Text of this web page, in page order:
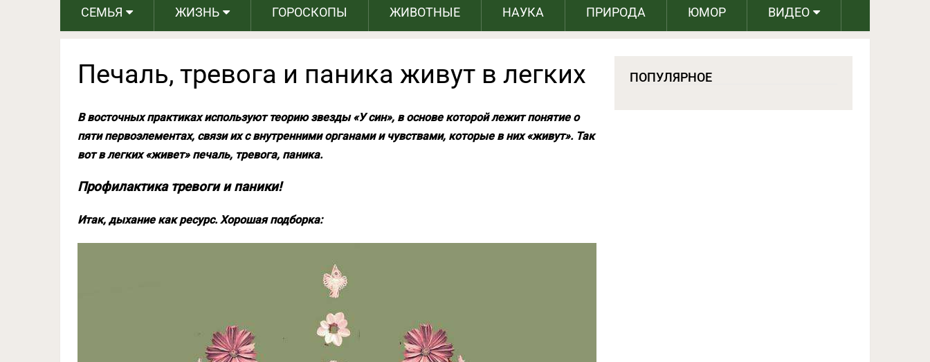
СЕМЬЯ ЖИЗНЬ ГОРОСКОПЫ ЖИВОТНЫЕ НАУКА ПРИРОДА ЮМОР ВИДЕО
Печаль, тревога и паника живут в легких
В восточных практиках используют теорию звезды «У син», в основе которой лежит понятие о
пяти первоэлементах, связи их с внутренними органами и чувствами, которые в них «живут». Так
вот в легких «живет» печаль, тревога, паника.
Профилактика тревоги и паники!
Итак, дыхание как ресурс. Хорошая подборка:
ПОПУЛЯРНОЕ